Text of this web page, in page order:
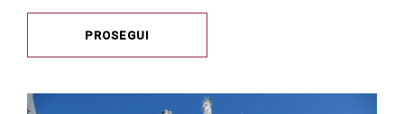
PROSEGUI